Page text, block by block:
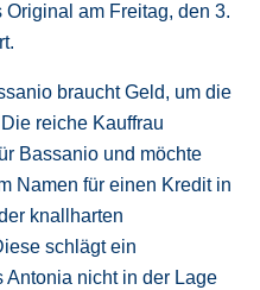
am Freitag, den 3.
braucht Geld, um die
reiche Kauffrau
Bassanio und möchte
Namen für einen Kredit in
knallharten
schlägt ein
Antonia nicht in der Lage